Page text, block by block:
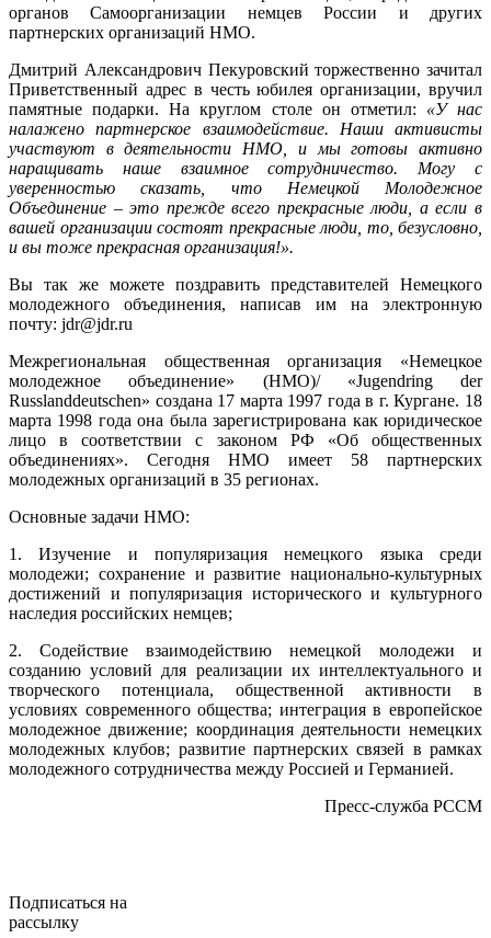
органов Самоорганизации немцев России и других
партнерских организаций НМО.
Дмитрий Александрович Пекуровский торжественно зачитал
Приветственный адрес в честь юбилея организации, вручил
памятные подарки. На круглом столе он отметил: «У нас
налажено партнерское взаимодействие. Наши активисты
участвуют в деятельности НМО, и мы готовы активно
наращивать наше взаимное сотрудничество. Могу с
уверенностью сказать, что Немецкой Молодежное
Объединение – это прежде всего прекрасные люди, а если в
вашей организации состоят прекрасные люди, то, безусловно,
и вы тоже прекрасная организация!».
Вы так же можете поздравить представителей Немецкого
молодежного объединения, написав им на электронную
почту: jdr@jdr.ru
Межрегиональная общественная организация «Немецкое
молодежное объединение» (НМО)/ «Jugendring der
Russlanddeutschen» создана 17 марта 1997 года в г. Кургане. 18
марта 1998 года она была зарегистрирована как юридическое
лицо в соответствии с законом РФ «Об общественных
объединениях». Сегодня НМО имеет 58 партнерских
молодежных организаций в 35 регионах.
Основные задачи НМО:
1. Изучение и популяризация немецкого языка среди
молодежи; сохранение и развитие национально-культурных
достижений и популяризация исторического и культурного
наследия российских немцев;
2. Содействие взаимодействию немецкой молодежи и
созданию условий для реализации их интеллектуального и
творческого потенциала, общественной активности в
условиях современного общества; интеграция в европейское
молодежное движение; координация деятельности немецких
молодежных клубов; развитие партнерских связей в рамках
молодежного сотрудничества между Россией и Германией.
Пресс-служба РССМ
Подписаться на
рассылку